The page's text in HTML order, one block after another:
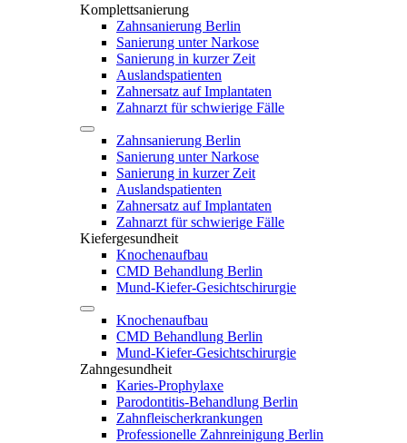
Komplettsanierung
Zahnsanierung Berlin
Sanierung unter Narkose
Sanierung in kurzer Zeit
Auslandspatienten
Zahnersatz auf Implantaten
Zahnarzt für schwierige Fälle
Zahnsanierung Berlin
Sanierung unter Narkose
Sanierung in kurzer Zeit
Auslandspatienten
Zahnersatz auf Implantaten
Zahnarzt für schwierige Fälle
Kiefergesundheit
Knochenaufbau
CMD Behandlung Berlin
Mund-Kiefer-Gesichtschirurgie
Knochenaufbau
CMD Behandlung Berlin
Mund-Kiefer-Gesichtschirurgie
Zahngesundheit
Karies-Prophylaxe
Parodontitis-Behandlung Berlin
Zahnfleischerkrankungen
Professionelle Zahnreinigung Berlin